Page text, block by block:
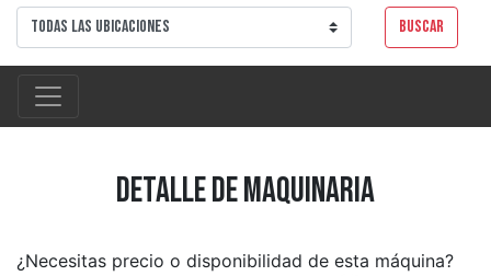
Buscar
Detalle de Maquinaria
¿Necesitas precio o disponibilidad de esta máquina?